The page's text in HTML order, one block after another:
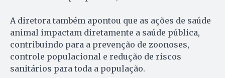
A diretora também apontou que as ações de saúde
animal impactam diretamente a saúde pública,
contribuindo para a prevenção de zoonoses,
controle populacional e redução de riscos
sanitários para toda a população.